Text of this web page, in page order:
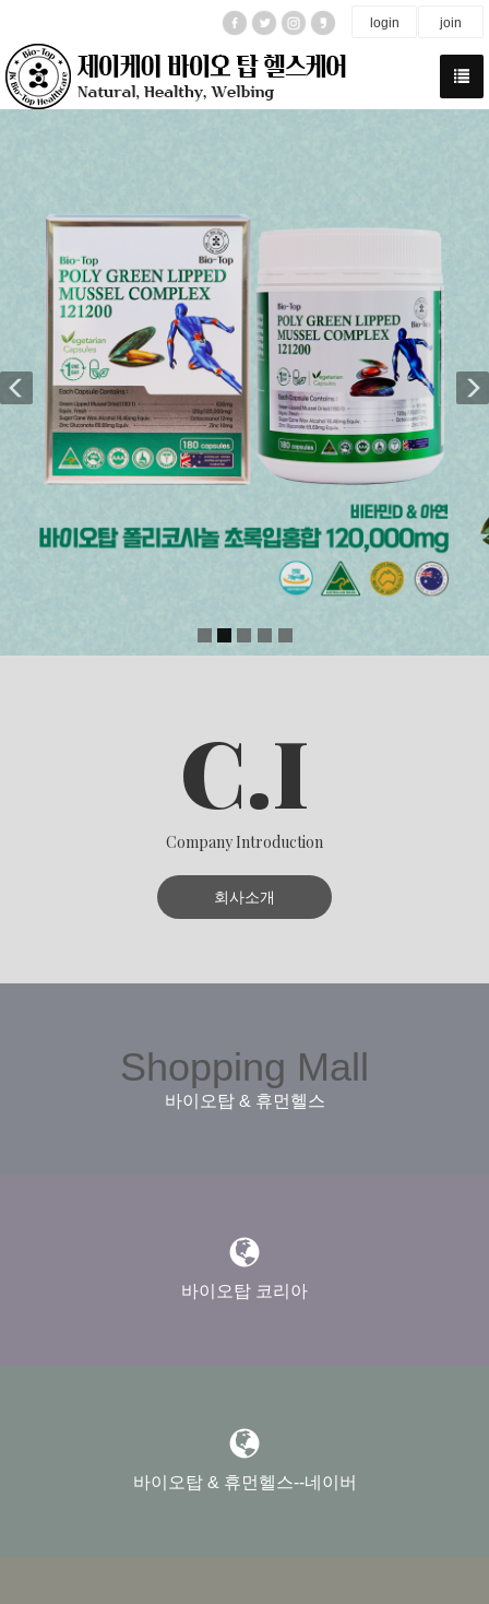
login join
상세보기
C.I
Company Introduction
회사소개
Shopping Mall
바이오탑 & 휴먼헬스
바이오탑 코리아
바이오탑 & 휴먼헬스--네이버